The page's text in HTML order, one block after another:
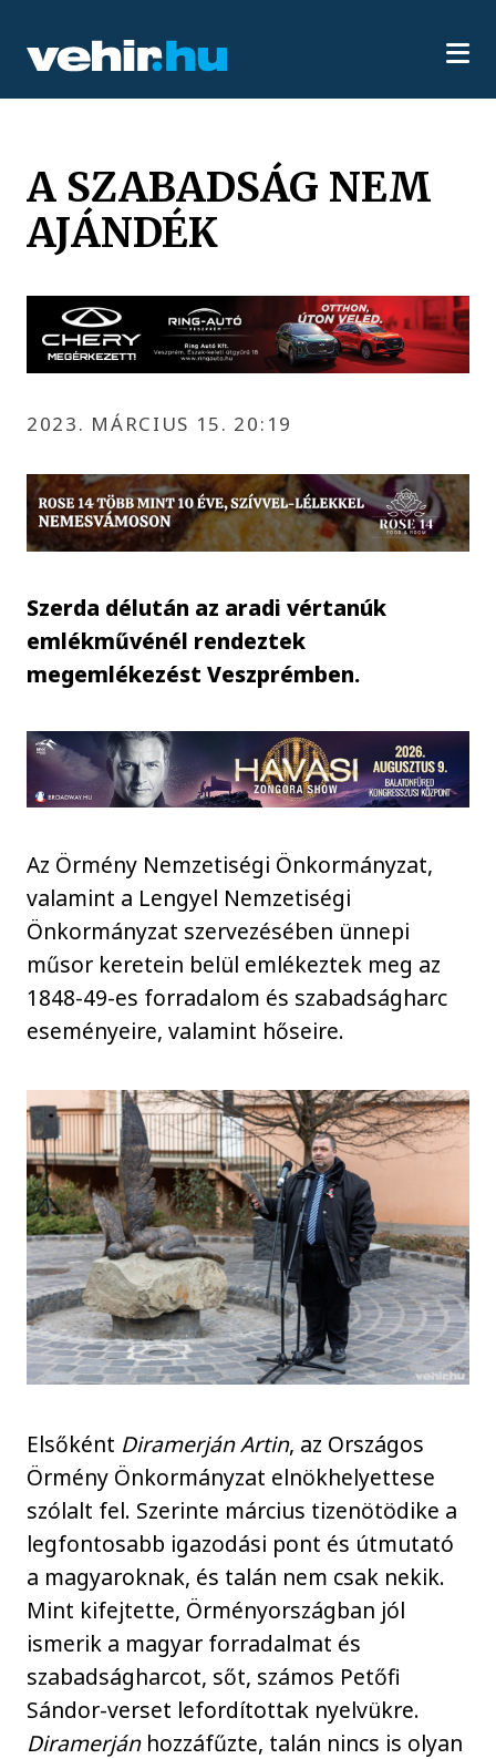
A SZABADSÁG NEM
AJÁNDÉK
2023. MÁRCIUS 15. 20:19
Szerda délután az aradi vértanúk
emlékművénél rendeztek
megemlékezést Veszprémben.
Az Örmény Nemzetiségi Önkormányzat,
valamint a Lengyel Nemzetiségi
Önkormányzat szervezésében ünnepi
műsor keretein belül emlékeztek meg az
1848-49-es forradalom és szabadságharc
eseményeire, valamint hőseire.
Elsőként Diramerján Artin, az Országos
Örmény Önkormányzat elnökhelyettese
szólalt fel. Szerinte március tizenötödike a
legfontosabb igazodási pont és útmutató
a magyaroknak, és talán nem csak nekik.
Mint kifejtette, Örményországban jól
ismerik a magyar forradalmat és
szabadságharcot, sőt, számos Petőfi
Sándor-verset lefordítottak nyelvükre.
Diramerjánhozzáfűzte, talán nincs is olyan